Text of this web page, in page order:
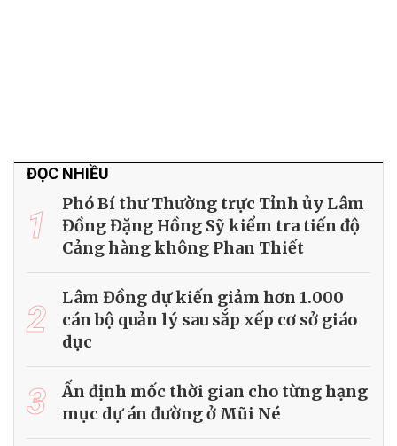
ĐỌC NHIỀU
1
Phó Bí thư Thường trực Tỉnh ủy Lâm
Đồng Đặng Hồng Sỹ kiểm tra tiến độ
Cảng hàng không Phan Thiết
2
Lâm Đồng dự kiến giảm hơn 1.000
cán bộ quản lý sau sắp xếp cơ sở giáo
dục
3
Ấn định mốc thời gian cho từng hạng
mục dự án đường ở Mũi Né